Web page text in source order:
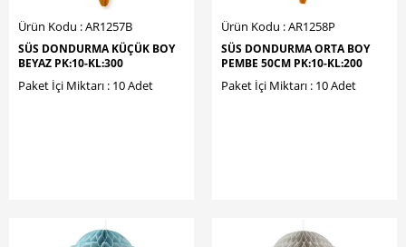
Ürün Kodu : AR1257B
SÜS DONDURMA KÜÇÜK BOY
BEYAZ PK:10-KL:300
Paket İçi Miktarı : 10 Adet
Ürün Kodu : AR1258P
SÜS DONDURMA ORTA BOY
PEMBE 50CM PK:10-KL:200
Paket İçi Miktarı : 10 Adet